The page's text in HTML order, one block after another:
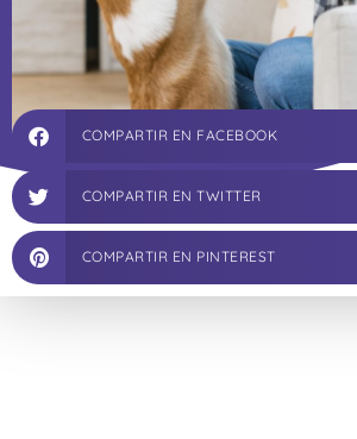
COMPARTIR EN FACEBOOK
COMPARTIR EN TWITTER
COMPARTIR EN PINTEREST